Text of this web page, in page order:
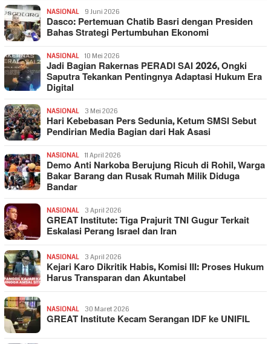
NASIONAL 9 Juni 2026
Dasco: Pertemuan Chatib Basri dengan Presiden
Bahas Strategi Pertumbuhan Ekonomi
NASIONAL 10 Mei 2026
Jadi Bagian Rakernas PERADI SAI 2026, Ongki
Saputra Tekankan Pentingnya Adaptasi Hukum Era
Digital
NASIONAL 3 Mei 2026
Hari Kebebasan Pers Sedunia, Ketum SMSI Sebut
Pendirian Media Bagian dari Hak Asasi
NASIONAL 11 April 2026
Demo Anti Narkoba Berujung Ricuh di Rohil, Warga
Bakar Barang dan Rusak Rumah Milik Diduga
Bandar
NASIONAL 3 April 2026
GREAT Institute: Tiga Prajurit TNI Gugur Terkait
Eskalasi Perang Israel dan Iran
NASIONAL 3 April 2026
Kejari Karo Dikritik Habis, Komisi III: Proses Hukum
Harus Transparan dan Akuntabel
NASIONAL 30 Maret 2026
GREAT Institute Kecam Serangan IDF ke UNIFIL